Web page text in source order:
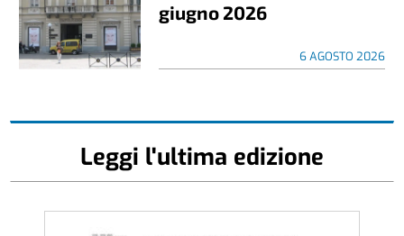
giugno 2026
6 AGOSTO 2026
Leggi l'ultima edizione